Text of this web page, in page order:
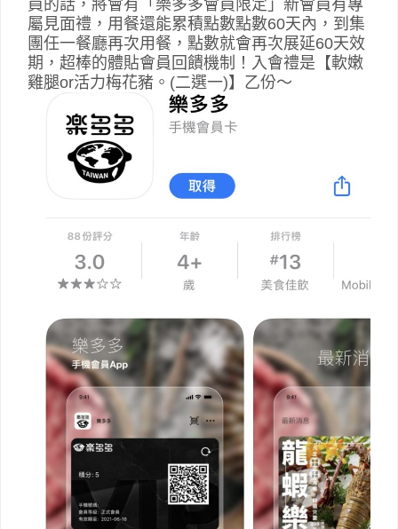
員的話，將會有「樂多多會員限定」新會員有專
屬見面禮，用餐還能累積點數點數60天內，到集
團任一餐廳再次用餐，點數就會再次展延60天效
期，超棒的體貼會員回饋機制！入會禮是【軟嫩
雞腿or活力梅花豬。(二選一)】乙份～